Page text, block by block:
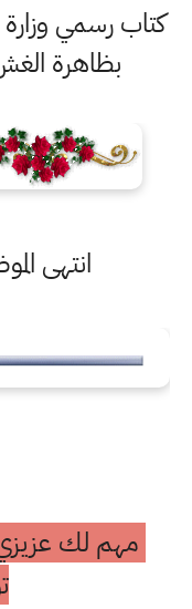
كتاب رسمي وزارة
بظاهرة الغش
انتهى
مهم لك عزيزي